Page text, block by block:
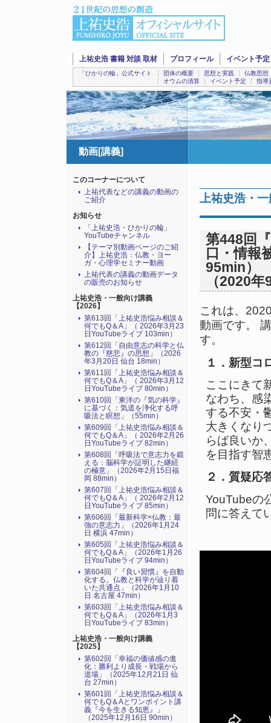
上祐史浩 書籍 対談 取材 プロフィール イベント予定
「ひかりの輪」公式サイト 団体の概要 思想と実践
仏教思想
オウムの清算
イベント予定 指導
動画[講義]
上祐史浩・
第448回
口・情報
95min）
（2020
これは、
動画です。
す。
１．新型コ
ここにきて
なわち、感
する不安・
大きくなり
らば良いか
を目指す智
２．質疑応
YouTubeの
問に答えて
このコーナーについて
上祐代表などの講義の動画の
ご紹介
お知らせ
「上祐史浩・ひかりの輪」
YouTubeチャンネル
【テーマ別動画ページのご紹
介】上祐史浩：仏教・ヨー
ガ・心理学セミナー動画
上祐代表の講義の動画データ
の販売のお知らせ
上祐史浩・一般向け講義
【2026】
第613回「上祐史浩悩み相談＆
何でもQ＆A」（ 2026年3月23
日YouTubeライブ 103min）
第612回「自由意志の科学と仏
教の『慈悲』の思想」（2026
年3月20日 仙台 18min）
第611回「上祐史浩悩み相談＆
何でもQ＆A」（ 2026年3月12
日YouTubeライブ 80min）
第610回「東洋の『気の科学』
に基づく：気道を浄化する呼
吸法と瞑想」（55min）
第609回「上祐史浩悩み相談＆
何でもQ＆A」（ 2026年2月26
日YouTubeライブ 82min）
第608回「呼吸法で意志力を鍛
える：脳科学が証明した継続
の極意」（2026年2月15日福
岡 88min）
第607回「上祐史浩悩み相談＆
何でもQ＆A」（ 2026年2月12
日YouTubeライブ 85min）
第606回「最新科学×仏教：最
強の意志力」（2026年1月24
日 横浜 47min）
第605回「上祐史浩悩み相談＆
何でもQ＆A」（2026年1月26
日YouTubeライブ 94min）
第604回「『良い習慣』を自動
化する。仏教と科学が辿り着
いた共通点」（2026年1月10
日 名古屋 47min）
第603回「上祐史浩悩み相談＆
何でもQ＆A」（2026年1月3
日YouTubeライブ 83min）
上祐史浩・一般向け講義
【2025】
第602回「幸福の価値感の進
化：勝利より成長・戦場から
道場」（2025年12月21日 仙
台 27min）
第601回「上祐史浩悩み相談＆
何でもQ＆Aとワンポイント講
義『今を生きる知恵』」
（2025年12月16日 90min）